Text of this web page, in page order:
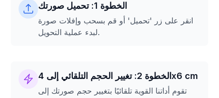
الخطوة 1: تحميل صورتك
انقر على زر 'تحميل' أو قم بسحب وإفلات صورة
لبدء عملية التحويل.
الخطوة 2: تغيير الحجم التلقائي إلى 4x6 cm
تقوم أداتنا القوية تلقائيًا بتغيير حجم صورتك إلى